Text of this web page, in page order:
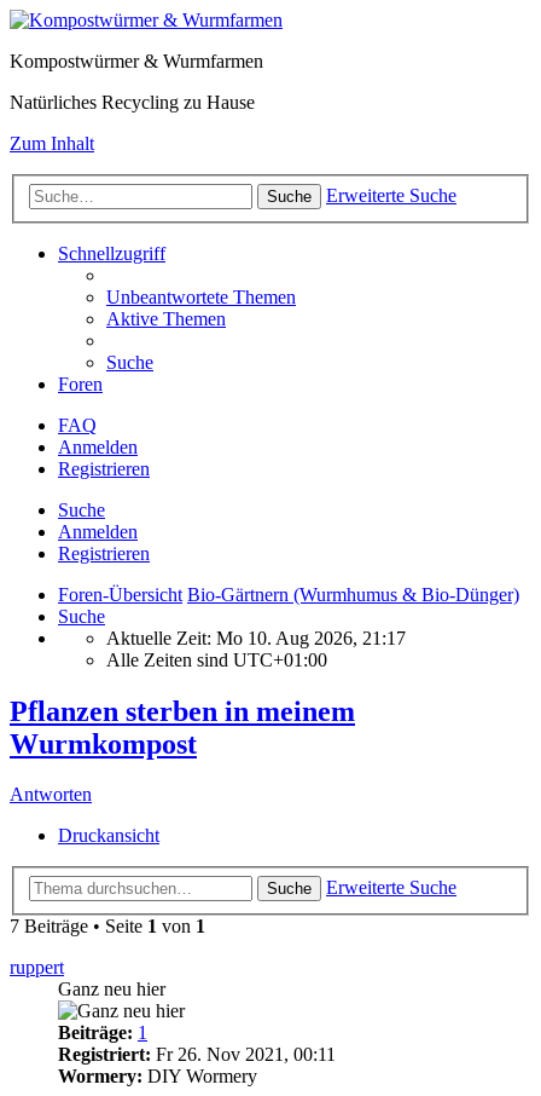
Kompostwürmer & Wurmfarmen
Natürliches Recycling zu Hause
Zum Inhalt
Suche Erweiterte Suche
Schnellzugriff
Unbeantwortete Themen
Aktive Themen
Suche
Foren
FAQ
Anmelden
Registrieren
Suche
Anmelden
Registrieren
Foren-Übersicht Bio-Gärtnern (Wurmhumus & Bio-Dünger)
Suche
Aktuelle Zeit: Mo 10. Aug 2026, 21:17
Alle Zeiten sind UTC+01:00
Pflanzen sterben in meinem
Wurmkompost
Antworten
Druckansicht
Suche
Erweiterte Suche
7 Beiträge • Seite 1 von 1
ruppert
Ganz neu hier
Beiträge: 1
Registriert: Fr 26. Nov 2021, 00:11
Wormery: DIY Wormery